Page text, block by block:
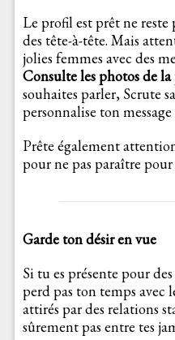
Le profil est prêt ne reste
des tête-à-tête. Mais
jolies femmes avec des
Consulte les photos de
souhaites parler, Scrute
personnalise ton
Prête également
pour ne pas paraître
Garde ton désir en vue
Si tu es présente pour
perd pas ton temps avec
attirés par des relations
sûrement pas entre tes